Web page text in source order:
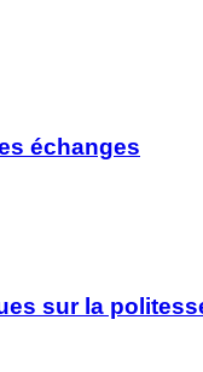
échanges
sur la